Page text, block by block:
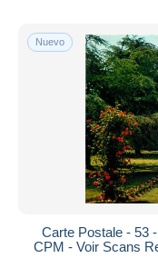
Nuevo
Carte Postale - 53
CPM - Voir Scans